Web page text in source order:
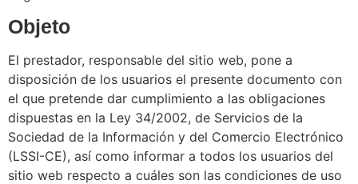
Objeto
El prestador, responsable del sitio web, pone a
disposición de los usuarios el presente documento con
el que pretende dar cumplimiento a las obligaciones
dispuestas en la Ley 34/2002, de Servicios de la
Sociedad de la Información y del Comercio Electrónico
(LSSI-CE), así como informar a todos los usuarios del
sitio web respecto a cuáles son las condiciones de uso